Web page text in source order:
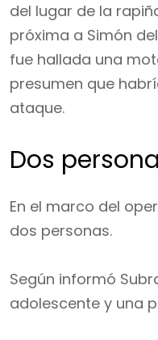
del lugar de la
próxima a Simón
fue hallada una
presumen que
ataque.
Dos
En el marco del
dos personas.
Según informó
adolescente y una